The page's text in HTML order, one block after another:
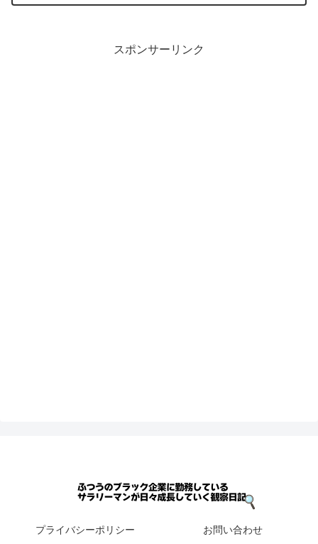
スポンサーリンク
プライバシーポリシー お問い合わせ